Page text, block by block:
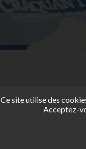
Ce site utilise des
Acceptez-